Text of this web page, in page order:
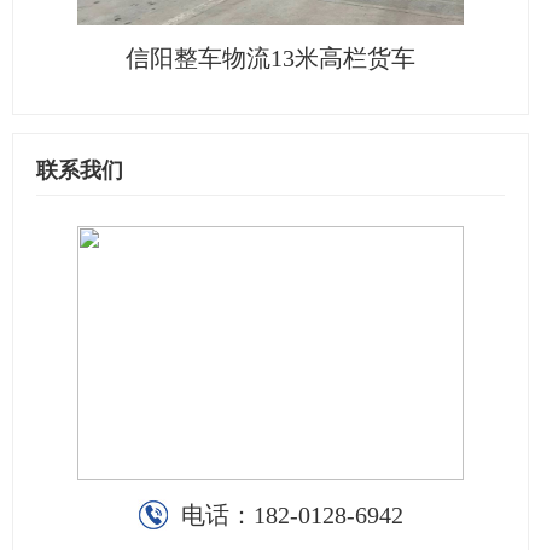
信阳整车物流13米高栏货车
联系我们
电话： 182-0128-6942